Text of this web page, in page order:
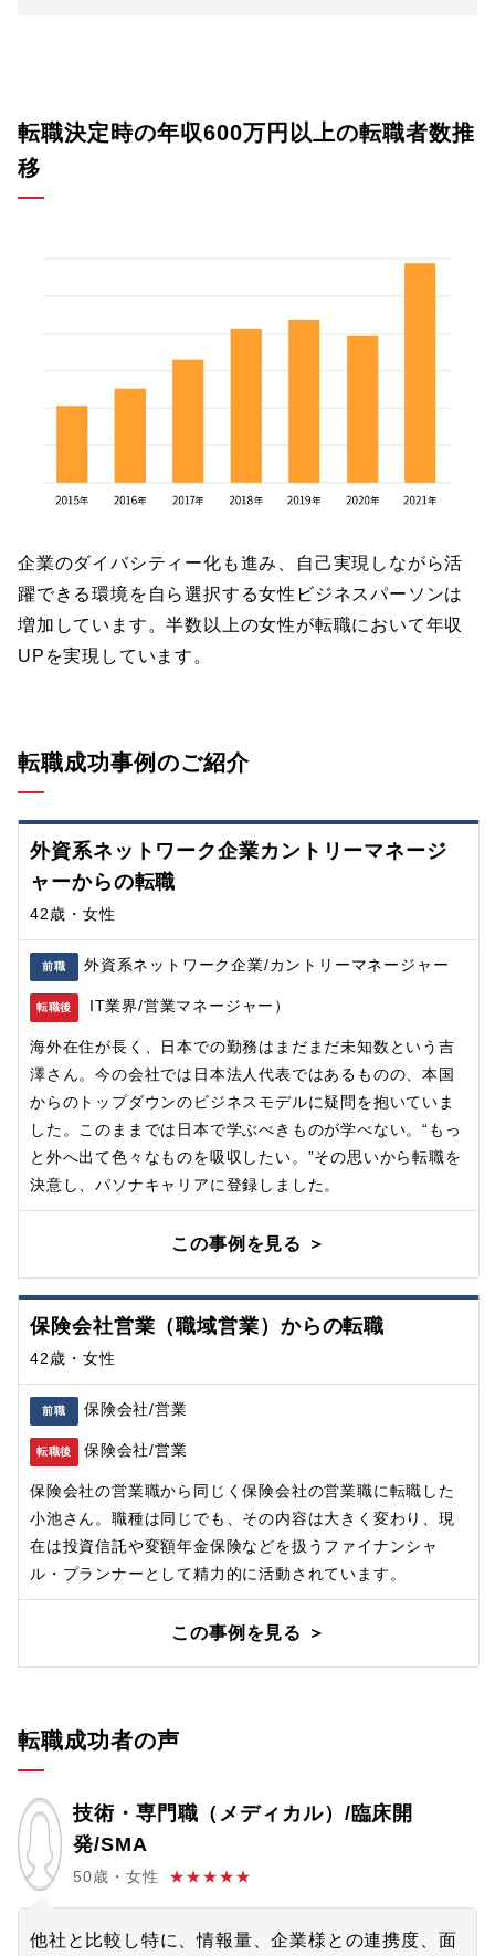
転職決定時の年収600万円以上の転職者数推
移
企業のダイバシティー化も進み、自己実現しながら活
躍できる環境を自ら選択する女性ビジネスパーソンは
増加しています。半数以上の女性が転職において年収
UPを実現しています。
転職成功事例のご紹介
外資系ネットワーク企業カントリーマネージ
ャーからの転職
42歳・女性
前職 外資系ネットワーク企業/カントリーマネージャー
転職後 IT業界/営業マネージャー）
海外在住が長く、日本での勤務はまだまだ未知数という吉
澤さん。今の会社では日本法人代表ではあるものの、本国
からのトップダウンのビジネスモデルに疑問を抱いていま
した。このままでは日本で学ぶべきものが学べない。“もっ
と外へ出て色々なものを吸収したい。”その思いから転職を
決意し、パソナキャリアに登録しました。
この事例を見る ＞
保険会社営業（職域営業）からの転職
42歳・女性
前職 保険会社/営業
転職後 保険会社/営業
保険会社の営業職から同じく保険会社の営業職に転職した
小池さん。職種は同じでも、その内容は大きく変わり、現
在は投資信託や変額年金保険などを扱うファイナンシャ
ル・プランナーとして精力的に活動されています。
この事例を見る ＞
転職成功者の声
技術・専門職（メディカル）/臨床開
発/SMA
50歳・女性 ★★★★★
他社と比較し特に、情報量、企業様との連携度、面